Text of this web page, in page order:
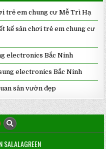
trẻ em chung cư Mễ Trì Hạ
kế sân chơi trẻ em chung cư
electronics Bắc Ninh
electronics Bắc Ninh
sân vườn đẹp
SALALAGREEN